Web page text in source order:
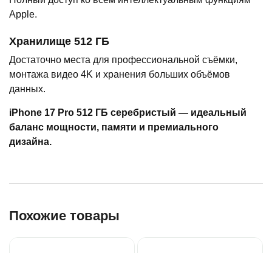
Apple.
Хранилище 512 ГБ
Достаточно места для профессиональной съёмки,
монтажа видео 4K и хранения больших объёмов
данных.
iPhone 17 Pro 512 ГБ серебристый — идеальный
баланс мощности, памяти и премиального
дизайна.
Похожие товары